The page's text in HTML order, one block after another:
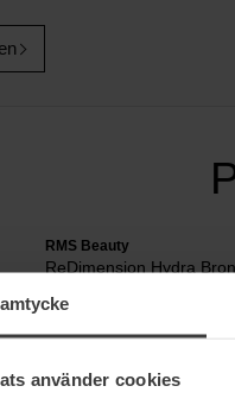
använder cookies
RMS Beauty
ReDimension Hydra
40 €